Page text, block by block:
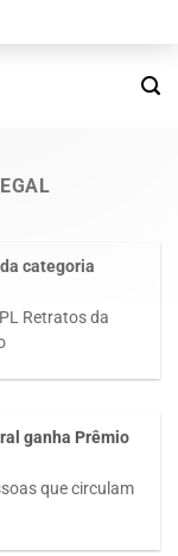
categoria
Retratos da
ganha Prêmio
que circulam